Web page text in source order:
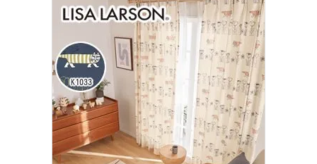
search
新着商品
カテゴリーから探す
ブランド